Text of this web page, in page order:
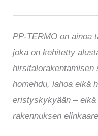
PP-TERMO on ainoa
joka on kehitetty
hirsitalorakentamisen
homehdu, lahoa eikä
eristyskykyään –
rakennuksen